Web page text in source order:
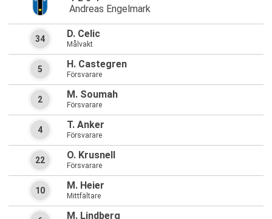
Andreas Engelmark
D. Celic
Målvakt
34
H. Castegren
Försvarare
5
M. Soumah
Försvarare
2
T. Anker
Försvarare
4
O. Krusnell
Försvarare
22
M. Heier
Mittfältare
10
M. Lindberg